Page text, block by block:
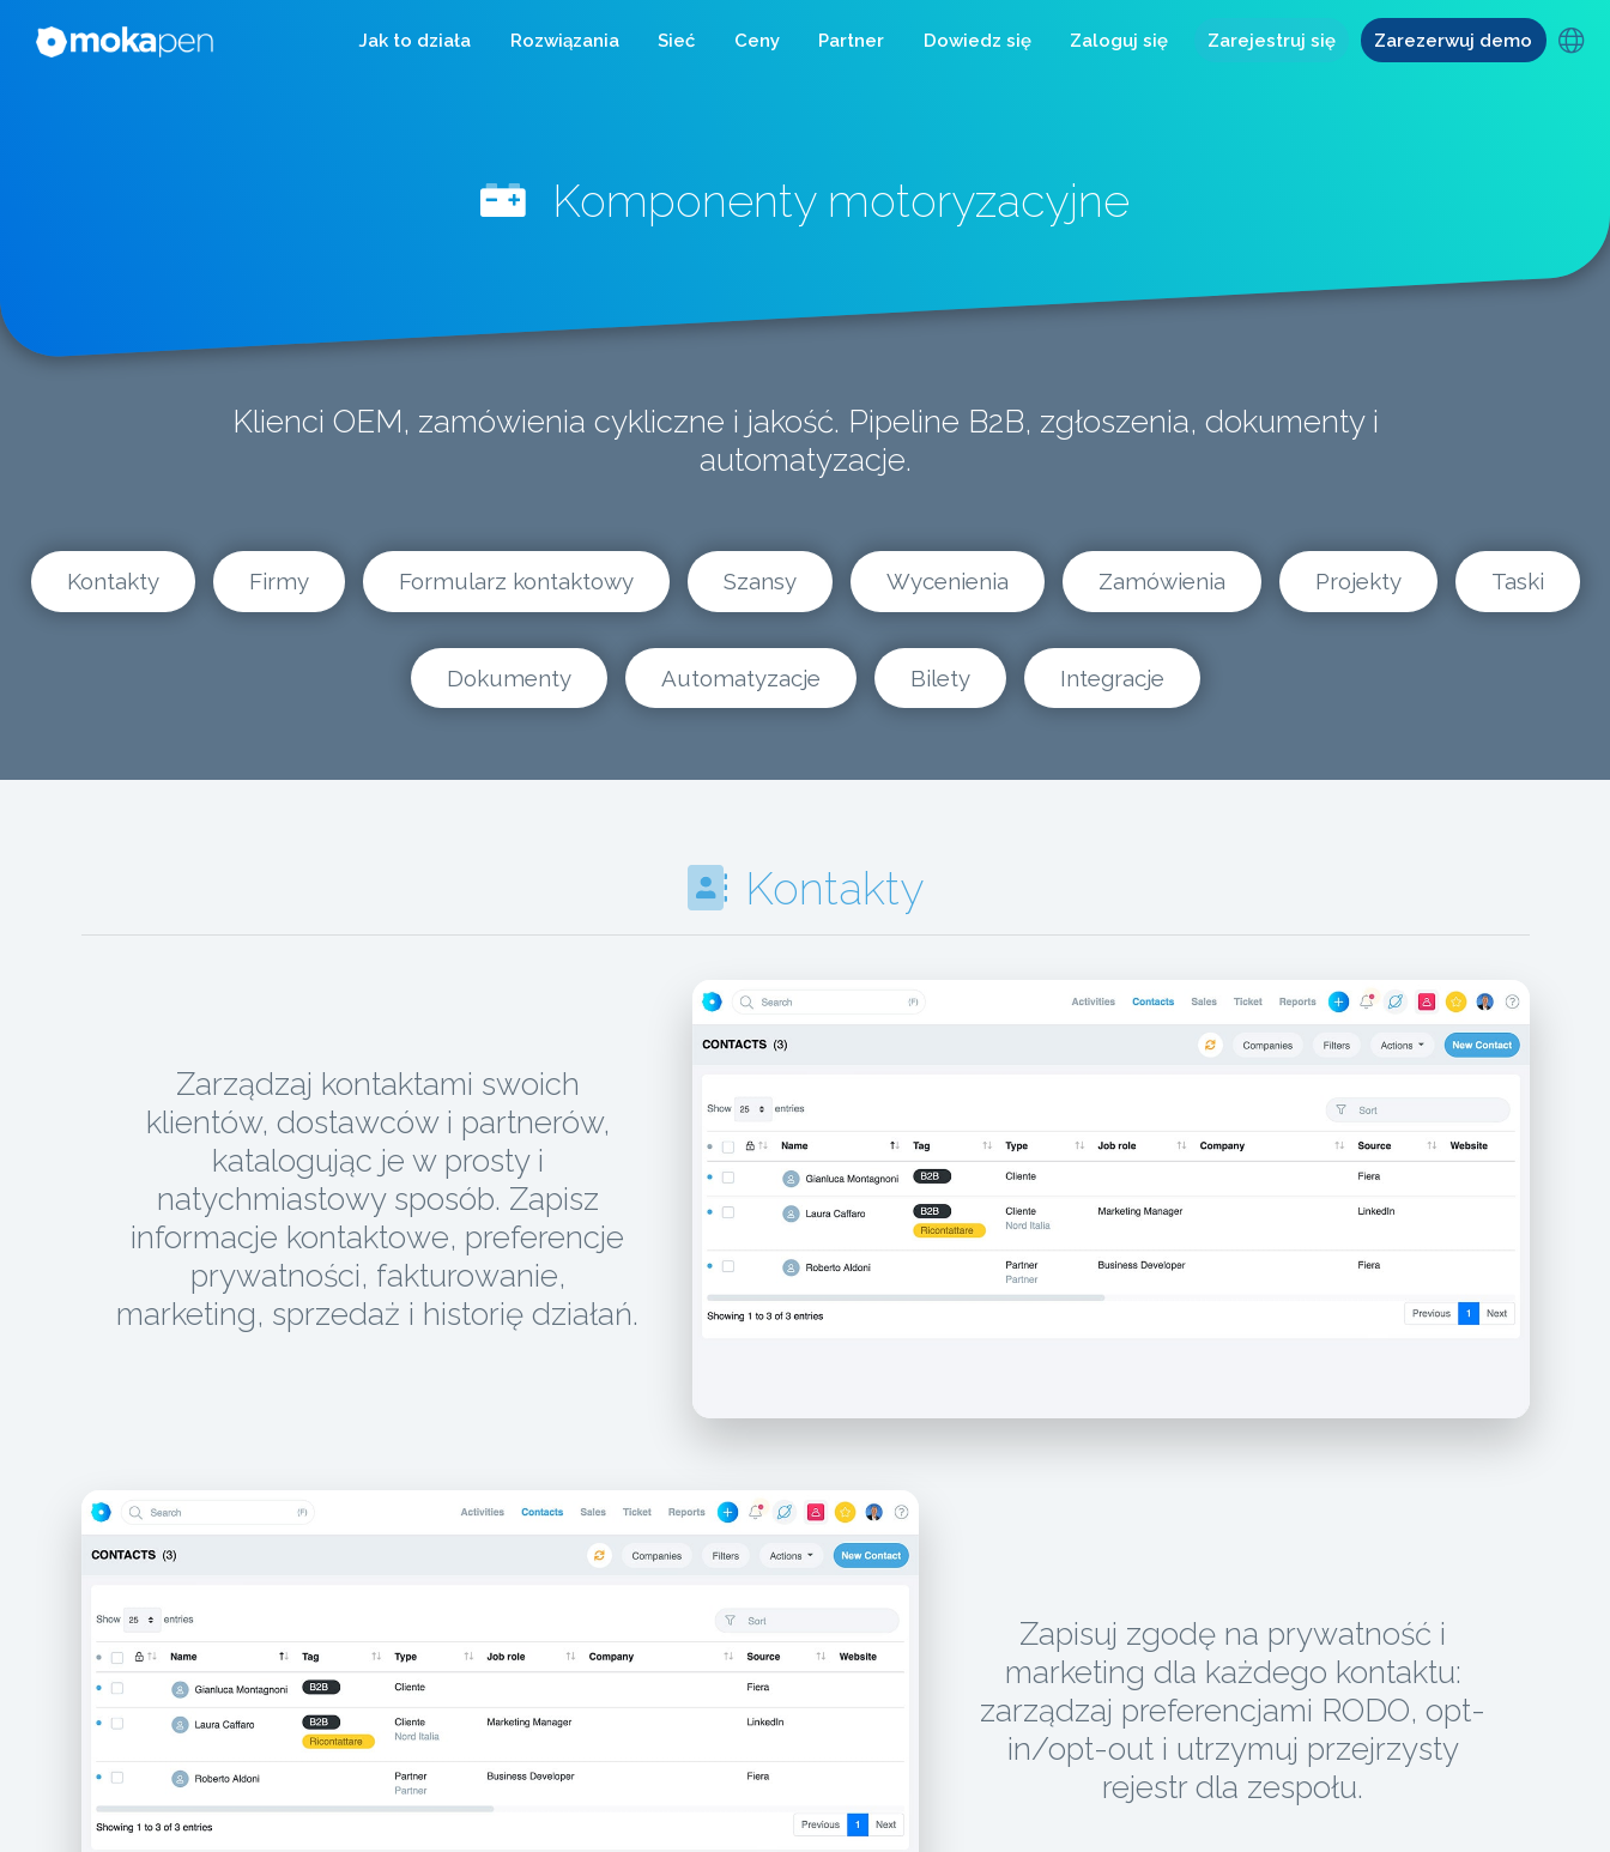
Jak to działa Rozwiązania Sieć Ceny Partner Dowiedz się Zaloguj się Zarejestruj się Zarezerwuj demo
Komponenty motoryzacyjne
Klienci OEM, zamówienia cykliczne i jakość. Pipeline B2B, zgłoszenia, dokumenty i
automatyzacje.
Kontakty Firmy Formularz kontaktowy Szansy Wycenienia Zamówienia Projekty Taski
Dokumenty Automatyzacje Bilety Integracje
Kontakty
Zarządzaj kontaktami swoich
klientów, dostawców i partnerów,
katalogując je w prosty i
natychmiastowy sposób. Zapisz
informacje kontaktowe, preferencje
prywatności, fakturowanie,
marketing, sprzedaż i historię działań.
Zapisuj zgodę na prywatność i
marketing dla każdego kontaktu:
zarządzaj preferencjami RODO, opt-
in/opt-out i utrzymuj przejrzysty
rejestr dla zespołu.